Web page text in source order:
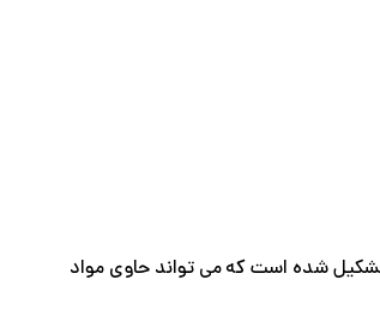
تر و کم تمرکز تر است و از 1.5 تا 3 درصد روغن آروماتیک تشکیل شده است که می تواند حاوی مواد